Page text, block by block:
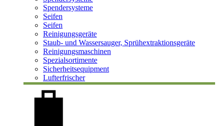
Spendersysteme
Seifen
Seifen
Reinigungsgeräte
Staub- und Wassersauger, Sprühextraktionsgeräte
Reinigungsmaschinen
Spezialsortimente
Sicherheitsequipment
Lufterfrischer